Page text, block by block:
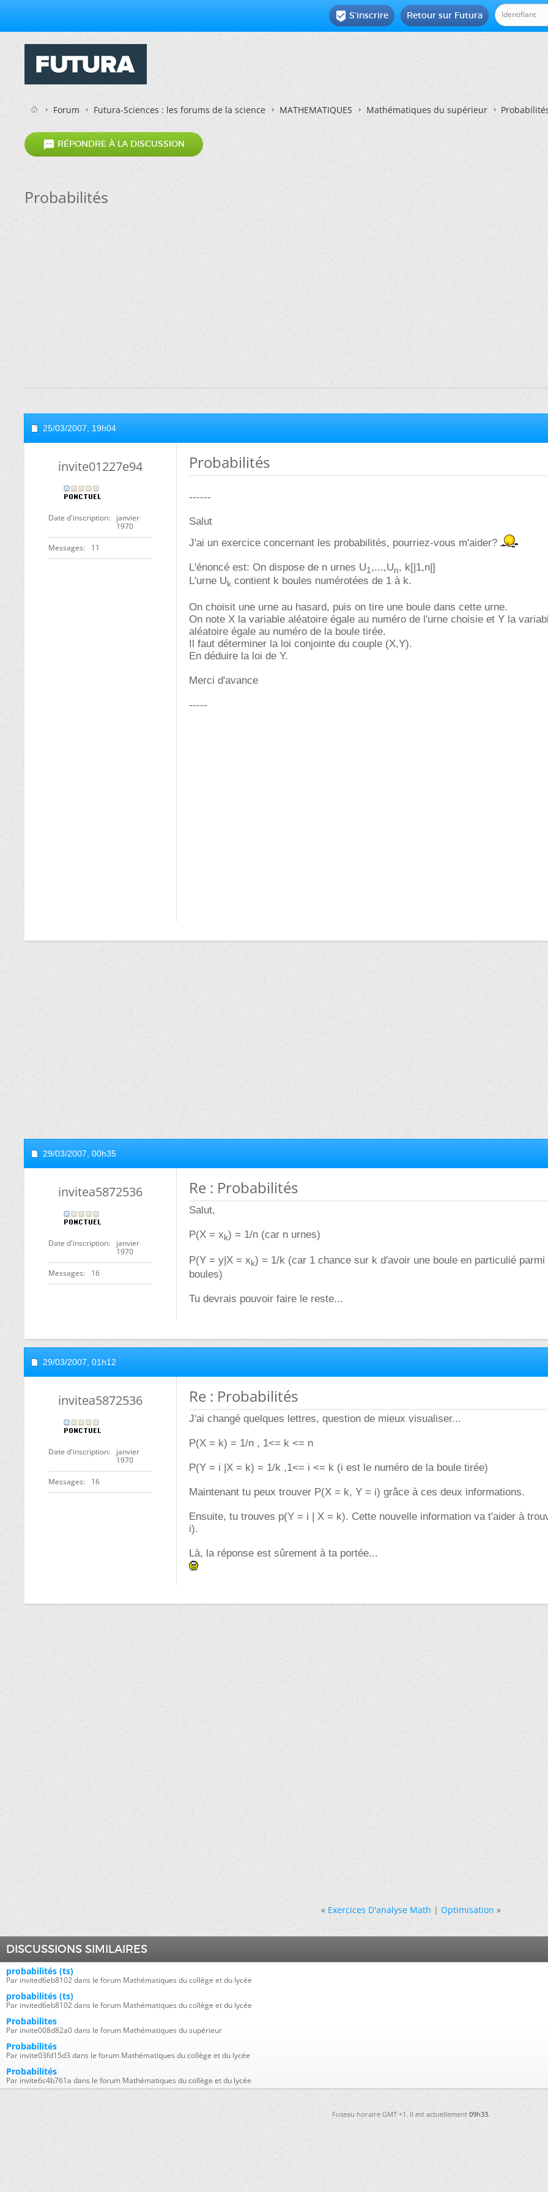
Retour sur Futura
 S'inscrire
Forum Futura-Sciences : les forums de la science MATHEMATIQUES Mathématiques du supérieur
 RÉPONDRE À LA DISCUSSION
Probabilités
25/03/2007, 19h04
invite01227e94
Date d'inscription
janvier
1970
Messages 11
Probabilités
------
Salut
J'ai un exercice concernant les probabilités, pourriez-vous m'aider?
L'énoncé est: On dispose de n urnes U1,...,Un, k[|1,n|]
L'urne Uk contient k boules numérotées de 1 à k.
On choisit une urne au hasard, puis on tire une boule dans cette urne.
On note X la variable aléatoire égale au numéro de l'urne choisie et Y la
aléatoire égale au numéro de la boule tirée.
Il faut déterminer la loi conjointe du couple (X,Y).
En déduire la loi de Y.
Merci d'avance
-----
29/03/2007, 00h35
invitea5872536
Date d'inscription
janvier
1970
Messages 16
Re : Probabilités
Salut,
P(X = xk) = 1/n (car n urnes)
P(Y = y|X = xk) = 1/k (car 1 chance sur k d'avoir une boule en particulié
boules)
Tu devrais pouvoir faire le reste...
29/03/2007, 01h12
invitea5872536
Date d'inscription
janvier
1970
Messages 16
Re : Probabilités
J'ai changé quelques lettres, question de mieux visualiser...
P(X = k) = 1/n , 1<= k <= n
P(Y = i |X = k) = 1/k ,1<= i <= k (i est le numéro de la boule tirée)
Maintenant tu peux trouver P(X = k, Y = i) grâce à ces deux informations.
Ensuite, tu trouves p(Y = i | X = k). Cette nouvelle information va t'aider à
i).
Là, la réponse est sûrement à ta portée...
« Exercices D'analyse Math|Optimisation »
DISCUSSIONS SIMILAIRES
probabilités (ts)
Par invited6eb8102 dans le forum Mathématiques du collège et du lycée
probabilités (ts)
Par invited6eb8102 dans le forum Mathématiques du collège et du lycée
Probabilites
Par invite008d82a0 dans le forum Mathématiques du supérieur
Probabilités
Par invite03fd15d3 dans le forum Mathématiques du collège et du lycée
Probabilités
Par invite6c4b761a dans le forum Mathématiques du collège et du lycée
Fuseau horaire GMT +1. Il est actuellement09h33.